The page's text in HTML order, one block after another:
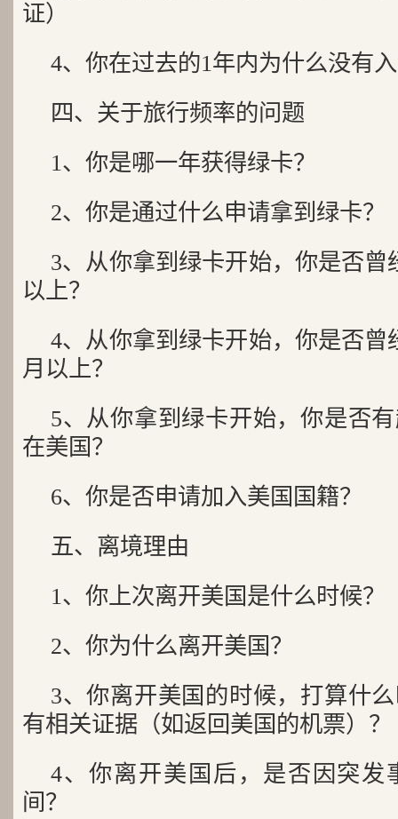
证）
4、你在过去的1年内为什么没有
四、关于旅行频率的问题
1、你是哪一年获得绿卡？
2、你是通过什么申请拿到绿卡？
3、从你拿到绿卡开始，你是否曾
以上？
4、从你拿到绿卡开始，你是否曾
月以上？
5、从你拿到绿卡开始，你是否
在美国？
6、你是否申请加入美国国籍？
五、离境理由
1、你上次离开美国是什么时候？
2、你为什么离开美国？
3、你离开美国的时候，打算什
有相关证据（如返回美国的机票）？
4、你离开美国后，是否因突发
间？